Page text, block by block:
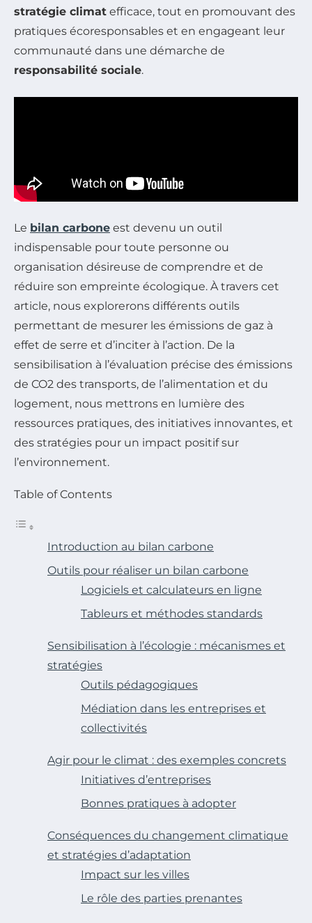
stratégie climat efficace, tout en promouvant des
pratiques écoresponsables et en engageant leur
communauté dans une démarche de
responsabilité sociale.
Le bilan carbone est devenu un outil
indispensable pour toute personne ou
organisation désireuse de comprendre et de
réduire son empreinte écologique. À travers cet
article, nous explorerons différents outils
permettant de mesurer les émissions de gaz à
effet de serre et d’inciter à l’action. De la
sensibilisation à l’évaluation précise des émissions
de CO2 des transports, de l’alimentation et du
logement, nous mettrons en lumière des
ressources pratiques, des initiatives innovantes, et
des stratégies pour un impact positif sur
l’environnement.
Table of Contents
Introduction au bilan carbone
Outils pour réaliser un bilan carbone
Logiciels et calculateurs en ligne
Tableurs et méthodes standards
Sensibilisation à l’écologie : mécanismes et
stratégies
Outils pédagogiques
Médiation dans les entreprises et
collectivités
Agir pour le climat : des exemples concrets
Initiatives d’entreprises
Bonnes pratiques à adopter
Conséquences du changement climatique
et stratégies d’adaptation
Impact sur les villes
Le rôle des parties prenantes